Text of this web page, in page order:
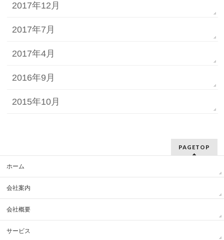
2017年12月
2017年7月
2017年4月
2016年9月
2015年10月
PAGETOP
ホーム
会社案内
会社概要
サービス